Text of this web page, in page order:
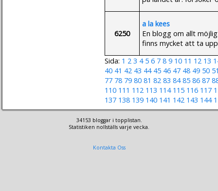
6250
a la kees
En blogg om allt
finns mycket att ta
Sida: 1 2 3 4 5 6 7 8 9 10 11 12 13
40 41 42 43 44 45 46 47 48 49 50
77 78 79 80 81 82 83 84 85 86 87
110 111 112 113 114 115 116 117
137 138 139 140 141 142 143 144
34153 bloggar i topplistan.
Statistiken nollställs varje vecka.
Kontakta Oss